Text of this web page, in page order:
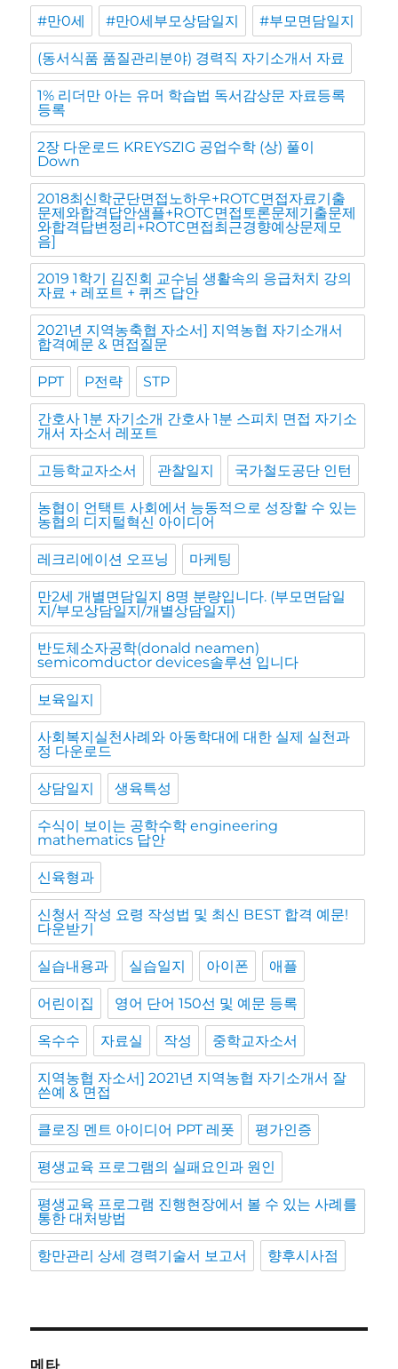
#만0세 #만0세부모상담일지 #부모면담일지
(동서식품 품질관리분야) 경력직 자기소개서 자료
1% 리더만 아는 유머 학습법 독서감상문 자료등록
등록
2장 다운로드 KREYSZIG 공업수학 (상) 풀이
Down
2018최신학군단면접노하우+ROTC면접자료기출
문제와합격답안샘플+ROTC면접토론문제기출문제
와합격답변정리+ROTC면접최근경향예상문제모
음]
2019 1학기 김진회 교수님 생활속의 응급처치 강의
자료 + 레포트 + 퀴즈 답안
2021년 지역농축협 자소서] 지역농협 자기소개서
합격예문 & 면접질문
PPT P전략 STP
간호사 1분 자기소개 간호사 1분 스피치 면접 자기소
개서 자소서 레포트
고등학교자소서 관찰일지 국가철도공단 인턴
농협이 언택트 사회에서 능동적으로 성장할 수 있는
농협의 디지털혁신 아이디어
레크리에이션 오프닝 마케팅
만2세 개별면담일지 8명 분량입니다. (부모면담일
지/부모상담일지/개별상담일지)
반도체소자공학(donald neamen)
semicomductor devices솔루션 입니다
보육일지
사회복지실천사례와 아동학대에 대한 실제 실천과
정 다운로드
상담일지 생육특성
수식이 보이는 공학수학 engineering
mathematics 답안
신육형과
신청서 작성 요령 작성법 및 최신 BEST 합격 예문!
다운받기
실습내용과 실습일지 아이폰 애플
어린이집 영어 단어 150선 및 예문 등록
옥수수 자료실 작성 중학교자소서
지역농협 자소서] 2021년 지역농협 자기소개서 잘
쓴예 & 면접
클로징 멘트 아이디어 PPT 레폿 평가인증
평생교육 프로그램의 실패요인과 원인
평생교육 프로그램 진행현장에서 볼 수 있는 사례를
통한 대처방법
항만관리 상세 경력기술서 보고서 향후시사점
메타